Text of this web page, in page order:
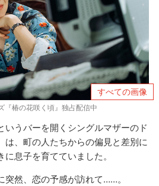
すべての画像
『椿の花咲く頃』独占配信中
いうバーを開くシングルマザーのド
は、町の人たちからの偏見と差別に
息子を育てていました。
突然、恋の予感が訪れて……。